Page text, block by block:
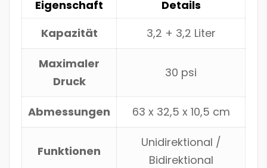
Eigenschaft
Details
Kapazität
3,2 + 3,2 Liter
Maximaler
Druck
30 psi
Abmessungen 63 x 32,5 x 10,5 cm
Funktionen
Unidirektional /
Bidirektional